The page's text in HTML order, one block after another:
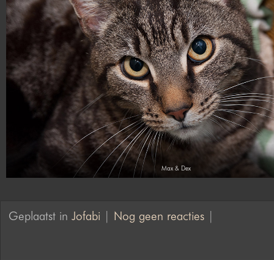
Max & Dex
Geplaatst in Jofabi Nog geen reacties